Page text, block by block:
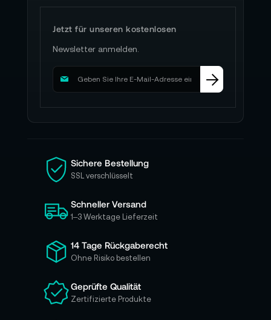
Jetzt für unseren kostenlosen
Newsletter anmelden.
M
d
i
e
s
c
h
ü
r
u
e
Sichere Bestellung
SSL verschlüsselt
Schneller Versand
1–3 Werktage Lieferzeit
14 Tage Rückgaberecht
Ohne Risiko bestellen
Geprüfte Qualität
Zertifizierte Produkte